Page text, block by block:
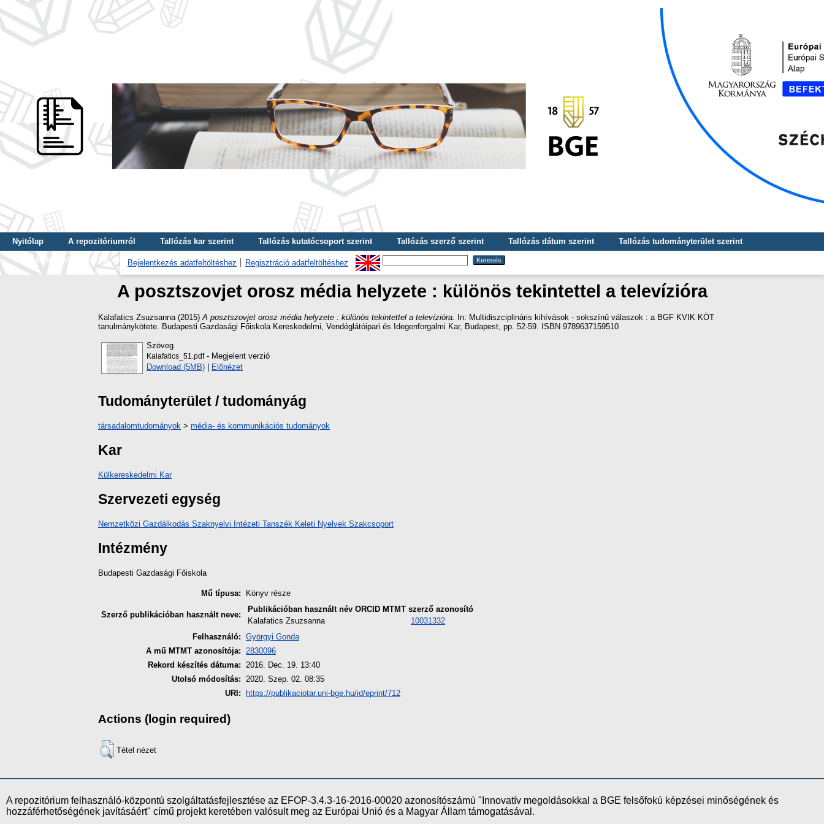
Nyitólap A repozitóriumról Tallózás kar szerint Tallózás kutatócsoport szerint Tallózás szerző szerint Tallózás dátum szerint
Tallózás tudományterület szerint
Tallózás kulcsszó szerint
Bejelentkezés adatfeltöltéshez Regisztráció adatfeltöltéshez
A posztszovjet orosz média helyzete : különös tekintettel a televízióra
Kalafatics Zsuzsanna (2015) A posztszovjet orosz média helyzete : különös tekintettel a televízióra.
In: Multidiszciplináris kihívások - sokszínű válaszok : a BGF KVIK KÖT
tanulmánykötete. Budapesti Gazdasági Főiskola Kereskedelmi, Vendéglátóipari és Idegenforgalmi Kar, Budapest, pp. 52-59. ISBN 9789637159510
Szöveg
Kalafatics_51.pdf- Megjelent verzió
Download (5MB) | Előnézet
Tudományterület / tudományág
társadalomtudományok > média- és kommunikációs tudományok
Kar
Külkereskedelmi Kar
Szervezeti egység
Nemzetközi Gazdálkodás Szaknyelvi Intézeti Tanszék Keleti Nyelvek Szakcsoport
Intézmény
Budapesti Gazdasági Főiskola
Mű típusa: Könyv része
Szerző publikációban használt neve:
Publikációban használt név ORCID MTMT szerző azonosító
Kalafatics Zsuzsanna
10031332
Felhasználó: Györgyi Gonda
A mű MTMT azonosítója: 2830096
Rekord készítés dátuma: 2016. Dec. 19. 13:40
Utolsó módosítás: 2020. Szep. 02. 08:35
URI:
https://publikaciotar.uni-bge.hu/id/eprint/712
Actions (login required)
Tétel nézet
A repozitórium felhasználó-központú szolgáltatásfejlesztése az EFOP-3.4.3-16-2016-00020 azonosítószámú "Innovatív megoldásokkal a BGE felsőfokú képzései minőségének és
hozzáférhetőségének javításáért" című projekt keretében valósult meg az Európai Unió és a Magyar Állam támogatásával.